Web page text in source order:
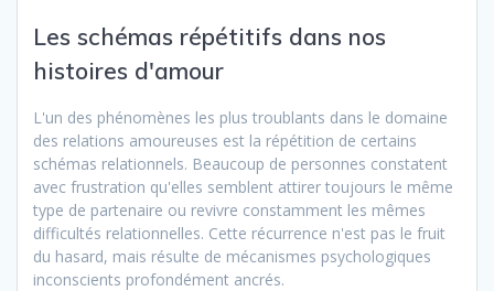
Les schémas répétitifs dans nos
histoires d'amour
L'un des phénomènes les plus troublants dans le domaine
des relations amoureuses est la répétition de certains
schémas relationnels. Beaucoup de personnes constatent
avec frustration qu'elles semblent attirer toujours le même
type de partenaire ou revivre constamment les mêmes
difficultés relationnelles. Cette récurrence n'est pas le fruit
du hasard, mais résulte de mécanismes psychologiques
inconscients profondément ancrés.